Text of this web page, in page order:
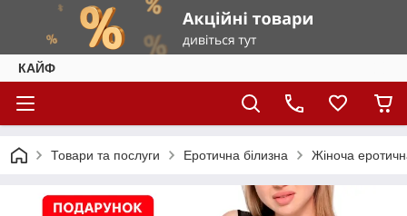
КАЙФ
Товари та послуги Еротична білизна Жіноча